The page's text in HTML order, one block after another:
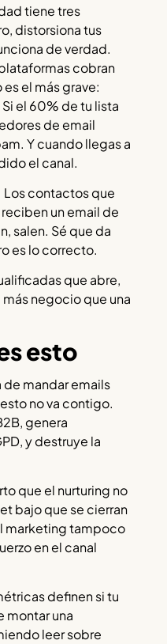
tiene tres
distorsiona tus
de verdad.
cobran
el más grave:
el 60% de tu lista
de email
Y cuando llegas a
el canal.
Los contactos que
un email de
salen. Sé que da
es lo correcto.
que abre,
negocio que una
esto
de mandar emails
no va contigo.
genera
y destruye la
que el nurturing no
bajo que se cierran
marketing tampoco
en el canal
definen si tu
montar una
leer sobre